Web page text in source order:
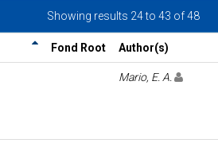
Showing results 24 to 43 of 48
Fond Root Author(s)
Mario, E. A.